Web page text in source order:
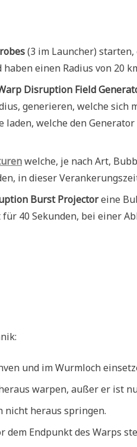
(3 im Launcher)
einen Radius von 20
Disruption Field
generieren, welche sich
welche den
welche, je nach Art,
in dieser
Burst Projectoreine
40 Sekunden, bei einer
und im Wurmloch
warpen, außer er ist
nicht heraus springen.
Endpunkt des Warps